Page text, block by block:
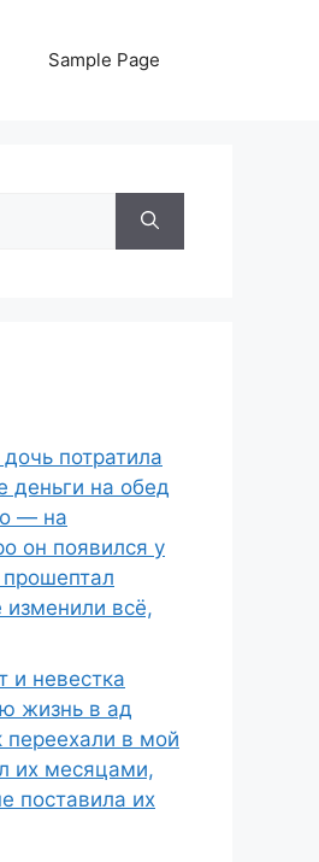
Sample Page
потратила
деньги на обед
— на
он появился у
изменили всё,
и невестка
жизнь в ад
переехали в мой
их месяцами,
поставила их